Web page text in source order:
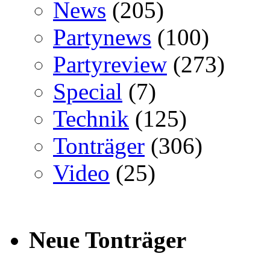
News (205)
Partynews (100)
Partyreview (273)
Special (7)
Technik (125)
Tonträger (306)
Video (25)
Neue Tonträger